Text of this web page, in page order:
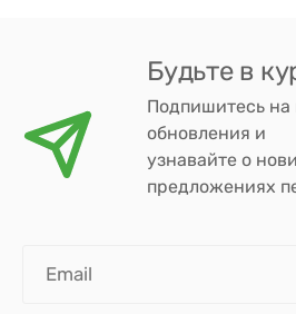
Будьте в
Подпишитесь на
обновления и
узнавайте о
предложениях